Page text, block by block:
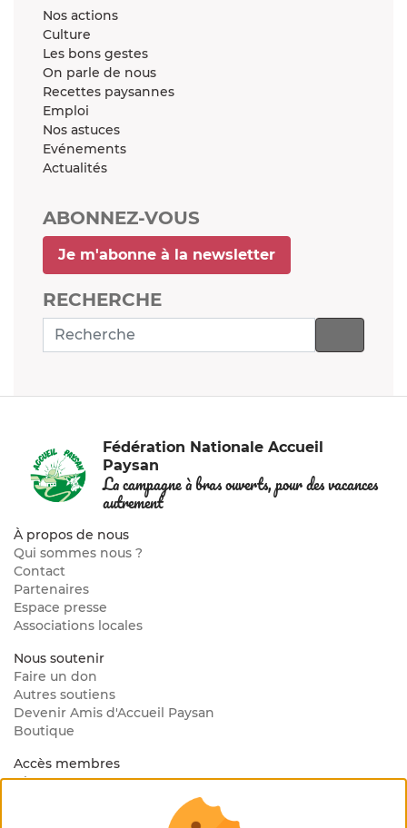
Nos actions
Culture
Les bons gestes
On parle de nous
Recettes paysannes
Emploi
Nos astuces
Evénements
Actualités
ABONNEZ-VOUS
Je m'abonne à la newsletter
RECHERCHE
Fédération Nationale Accueil
Paysan
La campagne à bras ouverts, pour des vacances
autrement
À propos de nous
Qui sommes nous ?
Contact
Partenaires
Espace presse
Associations locales
Nous soutenir
Faire un don
Autres soutiens
Devenir Amis d'Accueil Paysan
Boutique
Accès membres
Blog Interne